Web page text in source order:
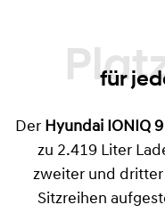
für
Der Hyundai IONIQ 9
zu 2.419 Liter
zweiter und dritter
Sitzreihen